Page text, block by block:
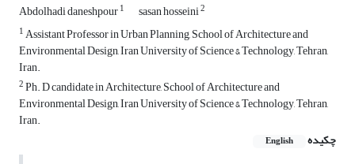
Abdolhadi daneshpour1 sasan hosseini2
1Assistant Professor in Urban Planning, School of Architecture and
Environmental Design, Iran University of Science & Technology, Tehran,
Iran.
2Ph. D candidate in Architecture, School of Architecture and
Environmental Design, Iran University of Science & Technology, Tehran,
Iran.
چکیده
English